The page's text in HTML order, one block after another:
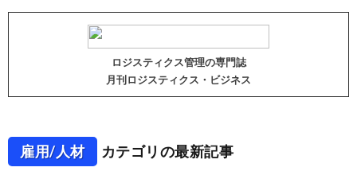
ロジスティクス管理の専門誌
月刊ロジスティクス・ビジネス
雇用/人材 カテゴリの最新記事